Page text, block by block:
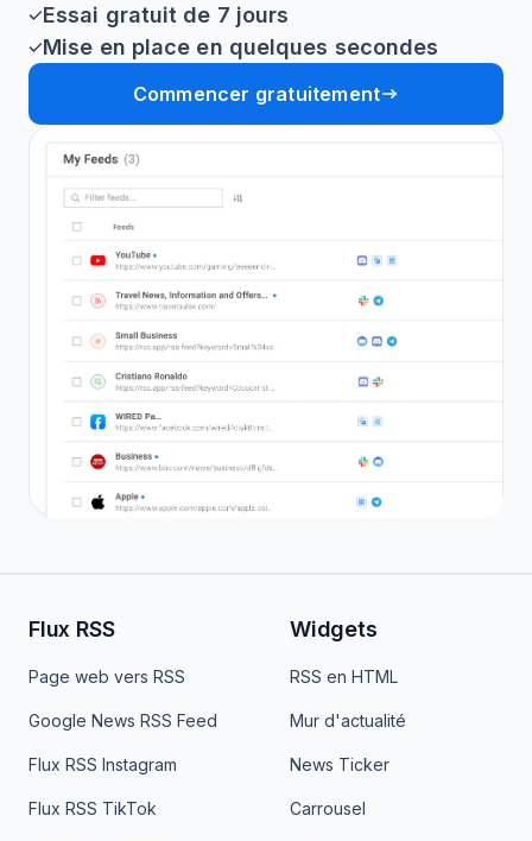
Essai gratuit de 7 jours
Mise en place en quelques secondes
Commencer gratuitement
Flux RSS
Page web vers RSS
Google News RSS Feed
Flux RSS Instagram
Flux RSS TikTok
Widgets
RSS en HTML
Mur d'actualité
News Ticker
Carrousel